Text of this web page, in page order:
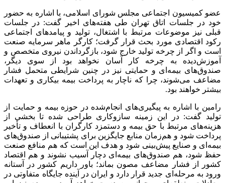
عضو کمیسیون اجتماعی مجلس شورای اسلامی، با اشاره به حضور
خود در جلسات اتاق تهران طی هفته‌های اخیر گفت: در جلسات
قبلی نیز موضوعات مرتبط با اشتغال، تولید و پیامدهای اجتماعی
رکود اقتصادی مورد بحث قرار گرفت؛ کارگر ماهر سرمایه صنعت
است و اگر از چرخه تولید خارج شود، بازگرداندن نیروی متخصص و
آموزش‌دیده به چرخه کار آسان نخواهد بود از سوی دیگر،
صندوق‌های بیمه‌ای و حمایتی نیز در چنین شرایطی متحمل فشار
مضاعف می‌شوند، چرا که ناچار به پرداخت بیمه بیکاری و تعهدات
بیشتر خواهند بود.
رامین با اشاره به پیگیری‌های انجام‌شده در حوزه بیمه و حمایت از
تولید گفت: در این زمینه سازوکاری طراحی شده تا بخشی از
هزینه‌های مرتبط با حق بیمه و دستمزد کارگران با انعطاف و تأخیر
پرداخت شود و هم‌زمان منابع جایگزین برای پشتیبانی از صندوق‌های
بیمه‌ای و صنایع پیش‌بینی شود و هدف این است که هم منافع صنعت
حفظ شود، هم صندوق‌های بیمه‌ای دچار آسیب نشوند و هم اقتصاد
کشور از فشار مضاعف مصون بماند؛ باور داریم کشور در آستانه
ورود به مرحله‌ای جدید قرار دارد و ایران در آینده جایگاه متفاوتی در